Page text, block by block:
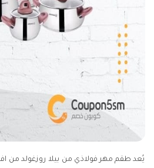
يُعد طقم مهر فولاذي من بيلا روزغولد من